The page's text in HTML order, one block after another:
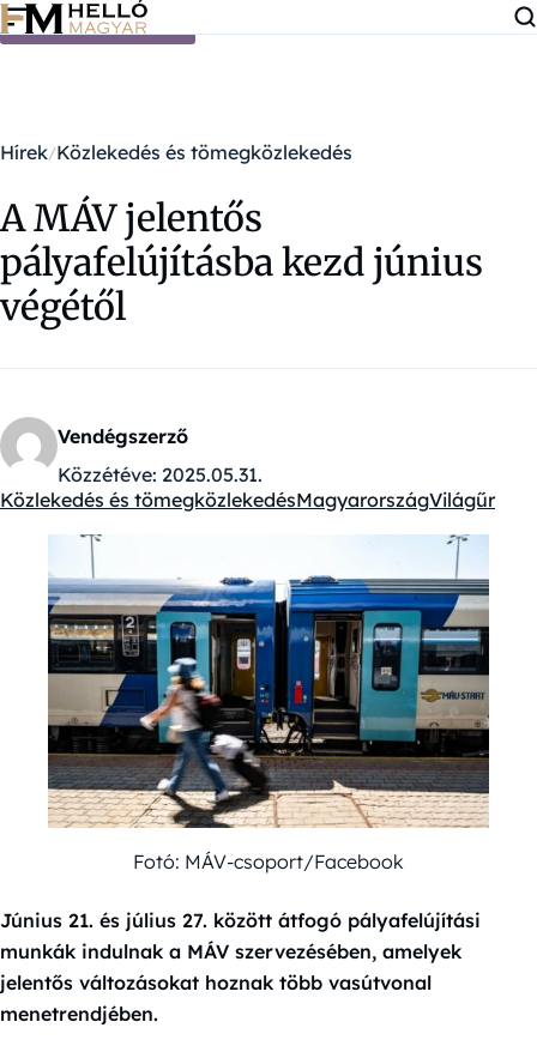
Ugrás a tartalomra
Hírek Közlekedés és tömegközlekedés
A MÁV jelentős
pályafelújításba kezd június
végétől
Vendégszerző
Közzétéve: 2025.05.31.
Kategóriák:
Közlekedés és tömegközlekedésMagyarországVilágűr
Fotó: MÁV-csoport/Facebook
Június 21. és július 27. között átfogó pályafelújítási
munkák indulnak a MÁV szervezésében, amelyek
jelentős változásokat hoznak több vasútvonal
menetrendjében.